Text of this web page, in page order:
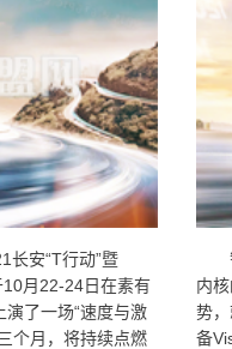
长安“T行动”暨
10月22-24日在素有
了一场“速度与激
个月，将持续点燃
内
势
备